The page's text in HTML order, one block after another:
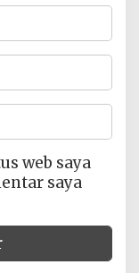
web saya
saya